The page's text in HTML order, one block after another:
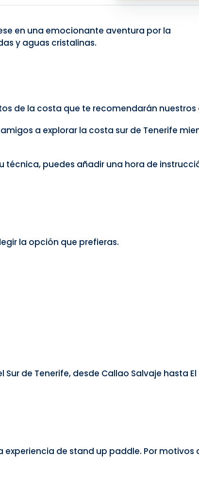
en una emocionante aventura por la
y aguas cristalinas.
de la costa que te recomendarán nuestros
a explorar la costa sur de Tenerife
técnica, puedes añadir una hora de
la opción que prefieras.
de Tenerife, desde Callao Salvaje hasta El
experiencia de stand up paddle. Por motivos